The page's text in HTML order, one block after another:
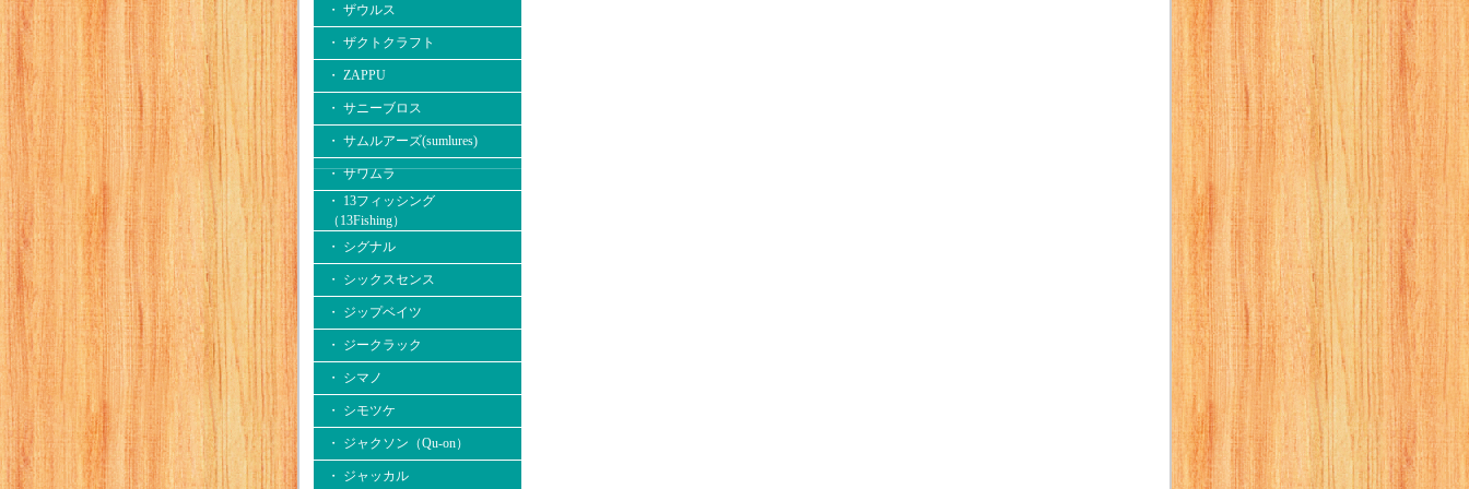
・ ザウルス
・ ザクトクラフト
・ ZAPPU
・ サニーブロス
・ サムルアーズ(sumlures)
・ サワムラ
・ 13フィッシング
（13Fishing）
・ シグナル
・ シックスセンス
・ ジップベイツ
・ ジークラック
・ シマノ
・ シモツケ
・ ジャクソン（Qu-on）
・ ジャッカル